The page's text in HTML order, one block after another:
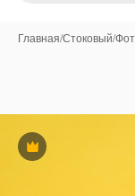
Главная/Стоковый/
Премиум